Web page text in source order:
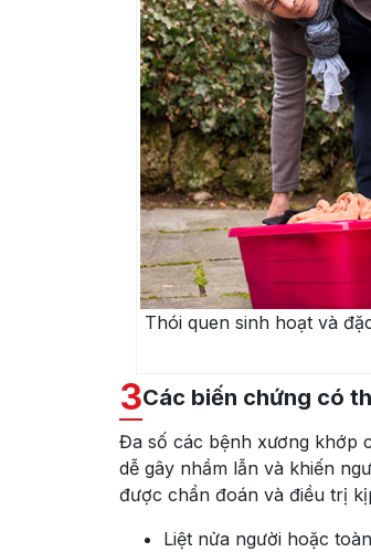
Thói quen sinh hoạt và
3Các biến chứng có
Đa số các bệnh xương khớp
dễ gây nhầm lẫn và khiến
được chẩn đoán và điều trị
Liệt nửa người hoặc